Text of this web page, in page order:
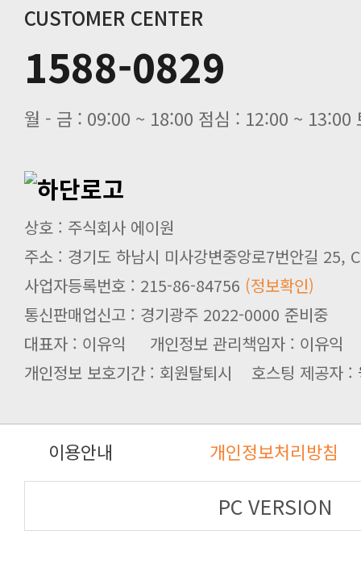
CUSTOMER CENTER
1588-0829
월 - 금 : 09:00 ~ 18:00 점심 : 12:00 ~ 13:00
상호 : 주식회사 에이원
주소 : 경기도 하남시 미사강변중앙로7번안길 25,
사업자등록번호 : 215-86-84756 (정보확인)
통신판매업신고 : 경기광주 2022-0000 준비중
대표자 : 이유익 개인정보 관리책임자 : 이유익
개인정보 보호기간 : 회원탈퇴시 호스팅 제공자 :
이용안내 개인정보처리방침
PC VERSION